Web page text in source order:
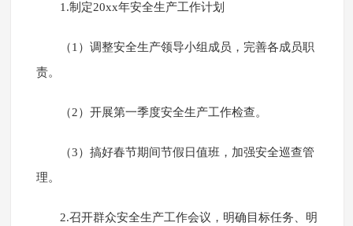
1.制定20xx年安全生产工作计划
（1）调整安全生产领导小组成员，完善各成员职
责。
（2）开展第一季度安全生产工作检查。
（3）搞好春节期间节假日值班，加强安全巡查管
理。
2.召开群众安全生产工作会议，明确目标任务、明